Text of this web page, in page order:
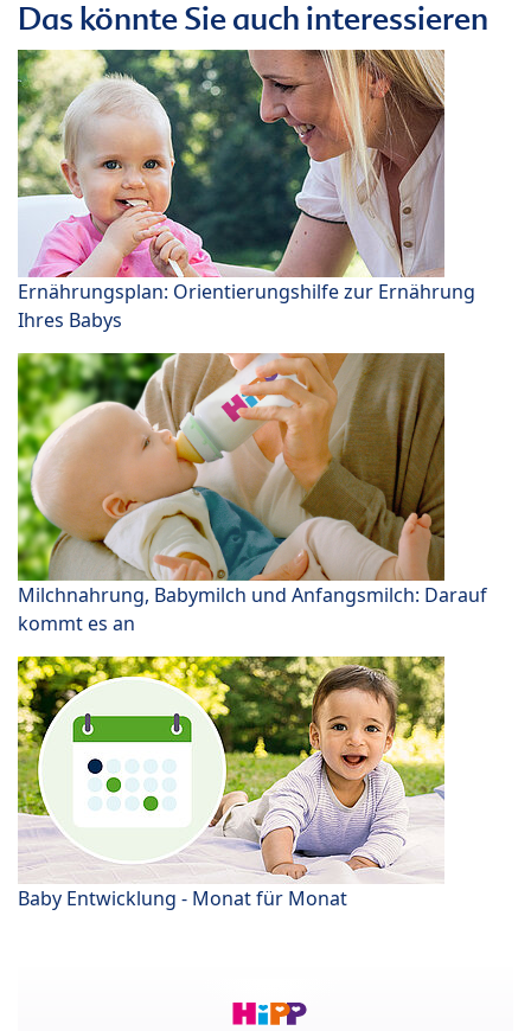
Das könnte Sie auch interessieren
Ernährungsplan: Orientierungshilfe zur Ernährung
Ihres Babys
Milchnahrung, Babymilch und Anfangsmilch: Darauf
kommt es an
Baby Entwicklung - Monat für Monat